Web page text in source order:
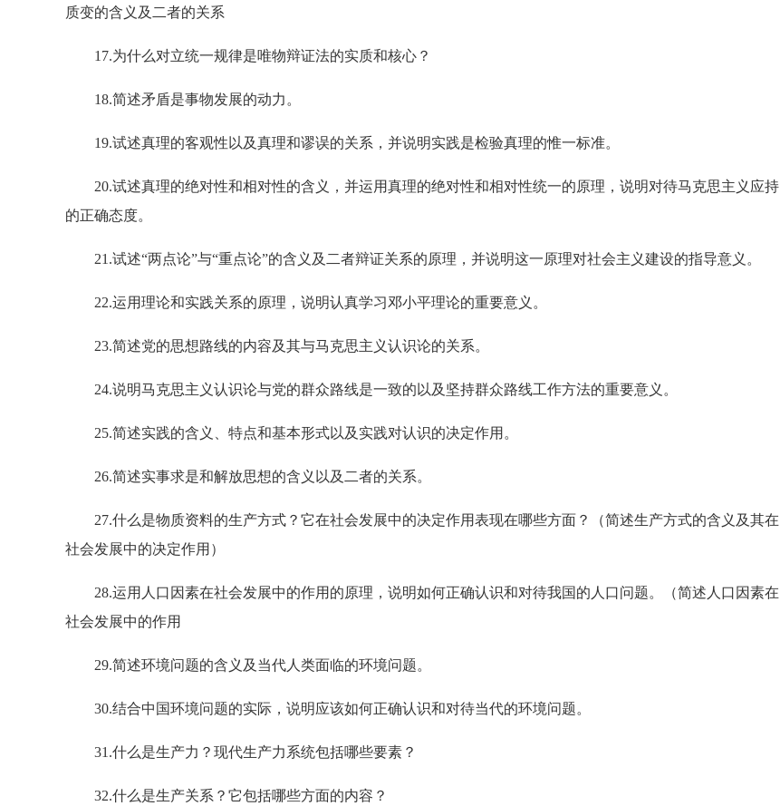
质变的含义及二者的关系
17.为什么对立统一规律是唯物辩证法的实质和核心？
18.简述矛盾是事物发展的动力。
19.试述真理的客观性以及真理和谬误的关系，并说明实践是检验真理的惟一标准。
20.试述真理的绝对性和相对性的含义，并运用真理的绝对性和相对性统一的原理，说明对待马克思主义应持
的正确态度。
21.试述“两点论”与“重点论”的含义及二者辩证关系的原理，并说明这一原理对社会主义建设的指导意义。
22.运用理论和实践关系的原理，说明认真学习邓小平理论的重要意义。
23.简述党的思想路线的内容及其与马克思主义认识论的关系。
24.说明马克思主义认识论与党的群众路线是一致的以及坚持群众路线工作方法的重要意义。
25.简述实践的含义、特点和基本形式以及实践对认识的决定作用。
26.简述实事求是和解放思想的含义以及二者的关系。
27.什么是物质资料的生产方式？它在社会发展中的决定作用表现在哪些方面？（简述生产方式的含义及其在
社会发展中的决定作用）
28.运用人口因素在社会发展中的作用的原理，说明如何正确认识和对待我国的人口问题。（简述人口因素在
社会发展中的作用
29.简述环境问题的含义及当代人类面临的环境问题。
30.结合中国环境问题的实际，说明应该如何正确认识和对待当代的环境问题。
31.什么是生产力？现代生产力系统包括哪些要素？
32.什么是生产关系？它包括哪些方面的内容？